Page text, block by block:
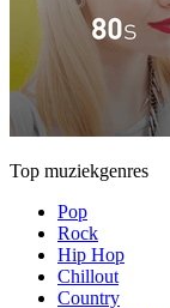
Top muziekgenres
Pop
Rock
Hip Hop
Chillout
Country